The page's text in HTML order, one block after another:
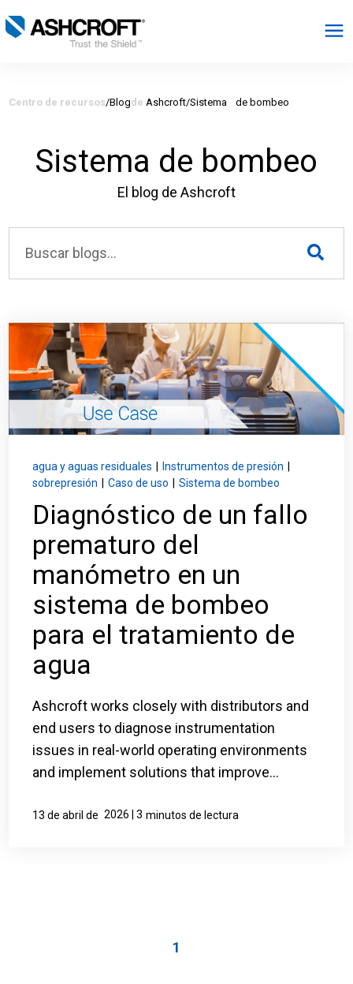
Industrias
Inicio de sesión
Carreras profesionales
Solicitar presupuesto
Centro de recursos/Blogde Ashcroft/Sistema de bombeo
Sistema de bombeo
El blog de Ashcroft
agua y aguas residuales Instrumentos de presión
sobrepresión
Caso de uso Sistema de bombeo
Diagnóstico de un fallo
prematuro del
manómetro en un
sistema de bombeo
para el tratamiento de
agua
Ashcroft works closely with distributors and
end users to diagnose instrumentation
issues in real-world operating environments
and implement solutions that improve...
13 de abril de 2026 | 3 minutos de lectura
1